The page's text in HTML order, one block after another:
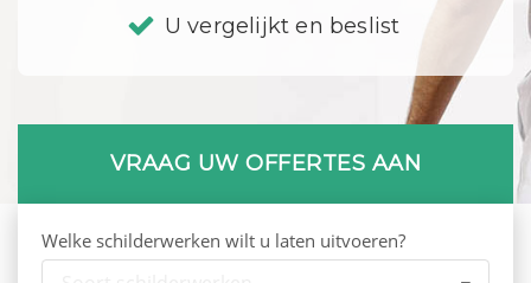
U vergelijkt en beslist
VRAAG UW OFFERTES AAN
Welke schilderwerken wilt u laten uitvoeren?